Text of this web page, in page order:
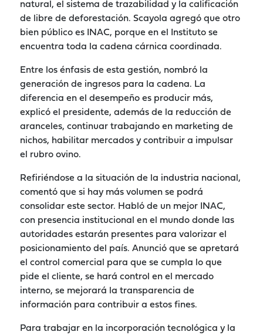
natural, el sistema de trazabilidad y la calificación
de libre de deforestación. Scayola agregó que otro
bien público es INAC, porque en el Instituto se
encuentra toda la cadena cárnica coordinada.
Entre los énfasis de esta gestión, nombró la
generación de ingresos para la cadena. La
diferencia en el desempeño es producir más,
explicó el presidente, además de la reducción de
aranceles, continuar trabajando en marketing de
nichos, habilitar mercados y contribuir a impulsar
el rubro ovino.
Refiriéndose a la situación de la industria nacional,
comentó que si hay más volumen se podrá
consolidar este sector. Habló de un mejor INAC,
con presencia institucional en el mundo donde las
autoridades estarán presentes para valorizar el
posicionamiento del país. Anunció que se apretará
el control comercial para que se cumpla lo que
pide el cliente, se hará control en el mercado
interno, se mejorará la transparencia de
información para contribuir a estos fines.
Para trabajar en la incorporación tecnológica y la